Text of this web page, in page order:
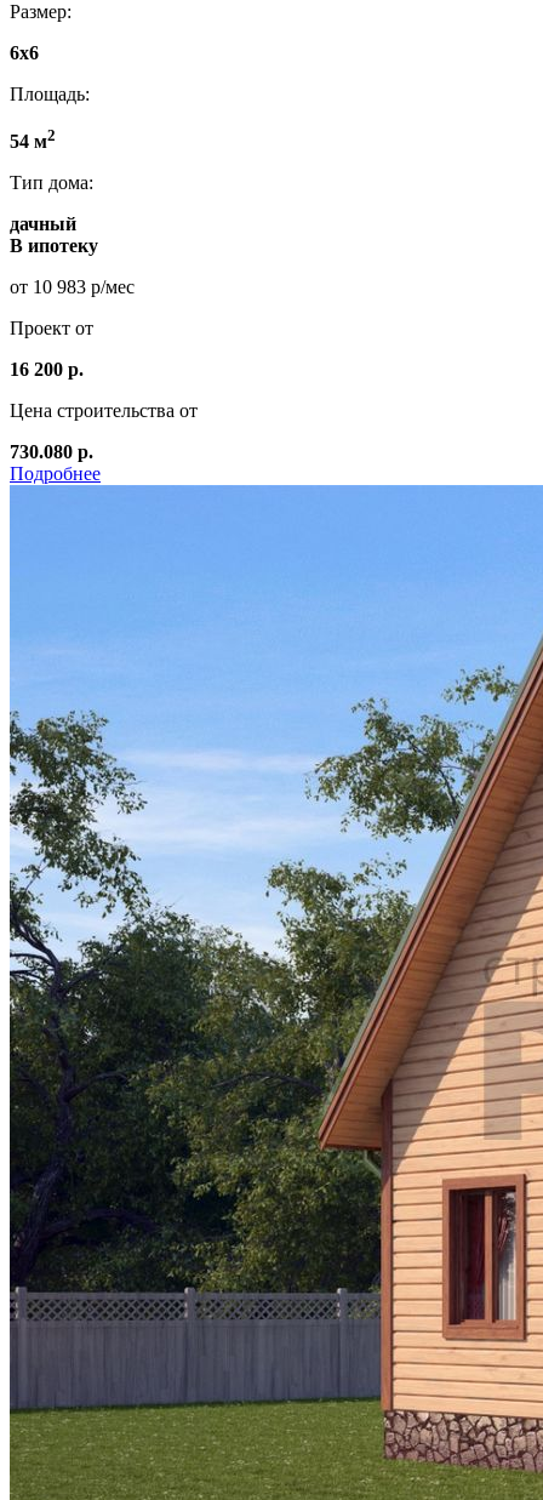
Размер:
6x6
Площадь:
54 м2
Тип дома:
дачный
В ипотеку
от 10 983 р/мес
Проект от
16 200 р.
Цена строительства от
730.080 р.
Подробнее